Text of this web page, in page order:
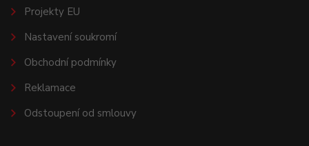
Projekty EU
Nastavení soukromí
Obchodní podmínky
Reklamace
Odstoupení od smlouvy